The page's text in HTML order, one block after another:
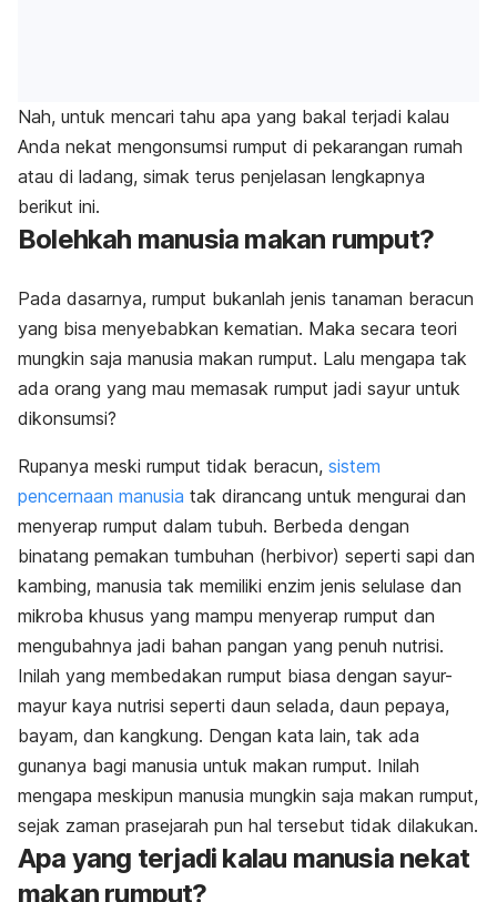
Nah, untuk mencari tahu apa yang bakal terjadi kalau
Anda nekat mengonsumsi rumput di pekarangan rumah
atau di ladang, simak terus penjelasan lengkapnya
berikut ini.
Bolehkah manusia makan rumput?
Pada dasarnya, rumput bukanlah jenis tanaman beracun
yang bisa menyebabkan kematian. Maka secara teori
mungkin saja manusia makan rumput. Lalu mengapa tak
ada orang yang mau memasak rumput jadi sayur untuk
dikonsumsi?
Rupanya meski rumput tidak beracun, sistem
pencernaan manusia tak dirancang untuk mengurai dan
menyerap rumput dalam tubuh. Berbeda dengan
binatang pemakan tumbuhan (herbivor) seperti sapi dan
kambing, manusia tak memiliki enzim jenis selulase dan
mikroba khusus yang mampu menyerap rumput dan
mengubahnya jadi bahan pangan yang penuh nutrisi.
Inilah yang membedakan rumput biasa dengan sayur-
mayur kaya nutrisi seperti daun selada, daun pepaya,
bayam, dan kangkung. Dengan kata lain, tak ada
gunanya bagi manusia untuk makan rumput. Inilah
mengapa meskipun manusia mungkin saja makan rumput,
sejak zaman prasejarah pun hal tersebut tidak dilakukan.
Apa yang terjadi kalau manusia nekat
makan rumput?